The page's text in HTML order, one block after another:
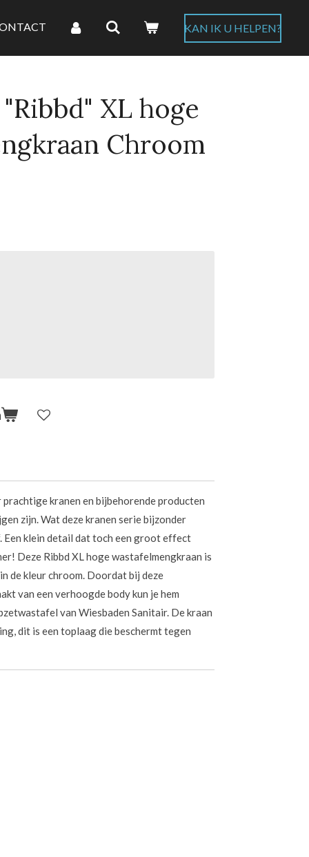
KAN IK U HELPEN?
XL hoge
Chroom
kranen en bijbehorende producten
zijn. Wat deze kranen serie bijzonder
Een klein detail dat toch een groot effect
Deze Ribbd XL hoge wastafelmengkraan is
de kleur chroom. Doordat bij deze
van een verhoogde body kun je hem
van Wiesbaden Sanitair. De kraan
dit is een toplaag die beschermt tegen